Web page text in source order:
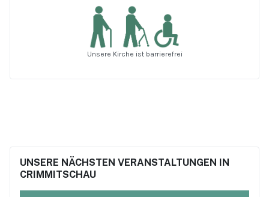
Unsere Kirche ist barrierefrei
UNSERE NÄCHSTEN VERANSTALTUNGEN IN
CRIMMITSCHAU